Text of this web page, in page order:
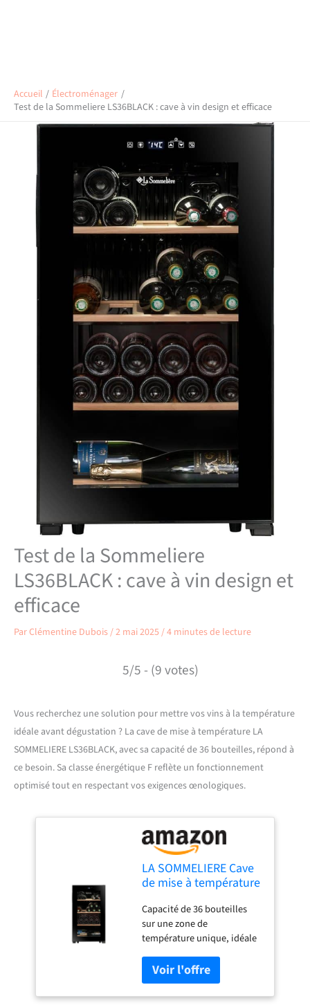
Accueil
Électroménager
Test de la Sommeliere LS36BLACK : cave à vin design et efficace
Test de la Sommeliere
LS36BLACK : cave à vin design et
efficace
ParClémentine Dubois/2 mai 2025/4 minutes de lecture
5/5 - (9 votes)
Vous recherchez une solution pour mettre vos vins à la température
idéale avant dégustation ? La cave de mise à température LA
SOMMELIERE LS36BLACK, avec sa capacité de 36 bouteilles, répond à
ce besoin. Sa classe énergétique F reflète un fonctionnement
optimisé tout en respectant vos exigences œnologiques.
LA SOMMELIERE Cave
de mise à température
Bouteilles
Capacité de 36 bouteilles
sur une zone de
température unique, idéale
pour la mise à température
ou la conservation courte
durée. Température réglable
de 5°C à 20°C via un